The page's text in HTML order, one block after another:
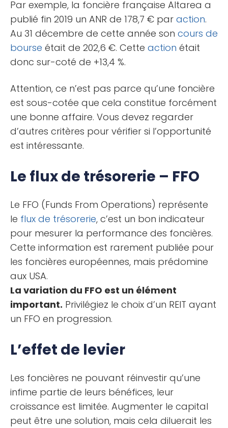
Par exemple, la foncière française Altarea a
publié fin 2019 un ANR de 178,7 € par action.
Au 31 décembre de cette année son cours de
bourse était de 202,6 €. Cette action était
donc sur-coté de +13,4 %.
Attention, ce n’est pas parce qu’une foncière
est sous-cotée que cela constitue forcément
une bonne affaire. Vous devez regarder
d’autres critères pour vérifier si l’opportunité
est intéressante.
Le flux de trésorerie – FFO
Le FFO (Funds From Operations) représente
le flux de trésorerie, c’est un bon indicateur
pour mesurer la performance des foncières.
Cette information est rarement publiée pour
les foncières européennes, mais prédomine
aux USA.
La variation du FFO est un élément
important. Privilégiez le choix d’un REIT ayant
un FFO en progression.
L’effet de levier
Les foncières ne pouvant réinvestir qu’une
infime partie de leurs bénéfices, leur
croissance est limitée. Augmenter le capital
peut être une solution, mais cela diluerait les